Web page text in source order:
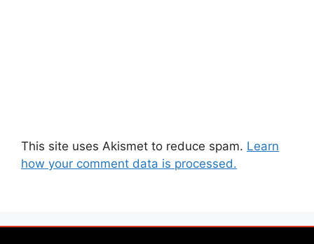
This site uses Akismet to reduce spam. Learn
how your comment data is processed.